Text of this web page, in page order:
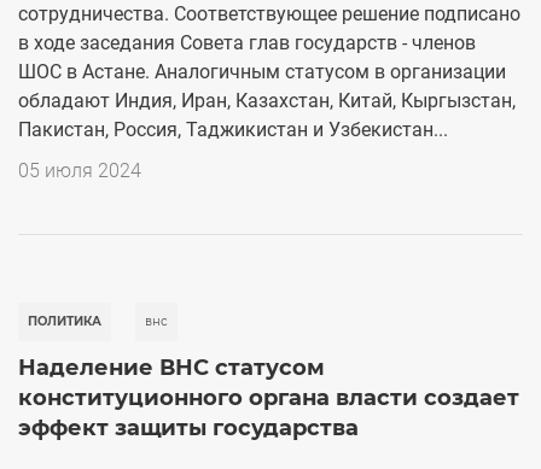
сотрудничества. Соответствующее решение подписано
в ходе заседания Совета глав государств - членов
ШОС в Астане. Аналогичным статусом в организации
обладают Индия, Иран, Казахстан, Китай, Кыргызстан,
Пакистан, Россия, Таджикистан и Узбекистан...
05 июля 2024
ПОЛИТИКА внс
Наделение ВНС статусом
конституционного органа власти создает
эффект защиты государства